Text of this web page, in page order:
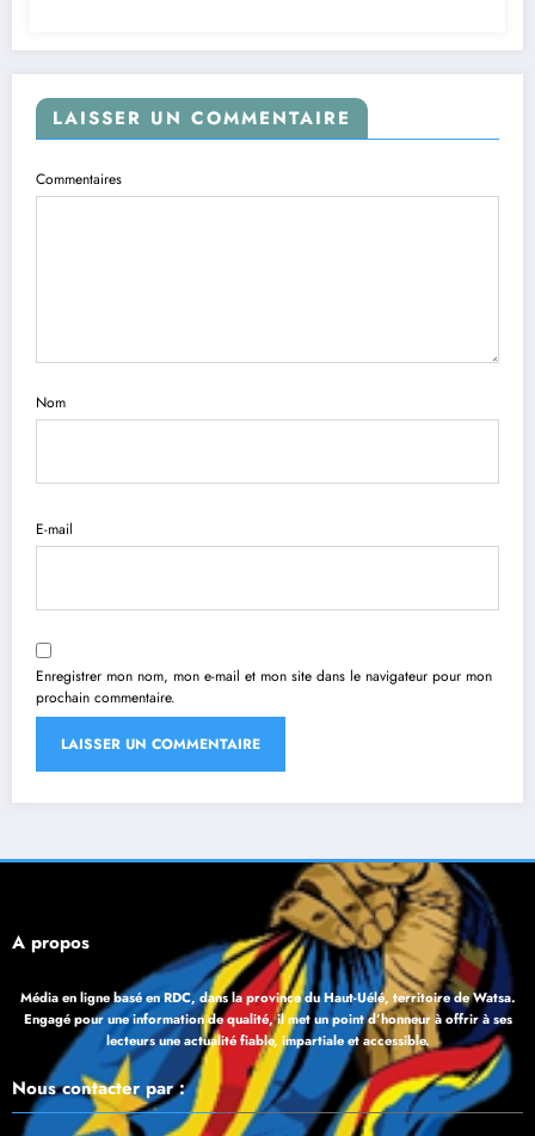
LAISSER UN COMMENTAIRE
Commentaires
Nom
E-mail
Enregistrer mon nom, mon e-mail et mon site dans le navigateur pour mon
prochain commentaire.
À propos
Média en ligne basé en RDC, dans la province du Haut-Uélé, territoire de Watsa.
Engagé pour une information de qualité, il met un point d’honneur à offrir à ses
lecteurs une actualité fiable, impartiale et accessible.
Nous contacter par :